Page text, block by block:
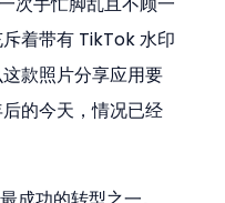
着带有 TikTok 水印
款照片分享应用要
的今天，情况已经